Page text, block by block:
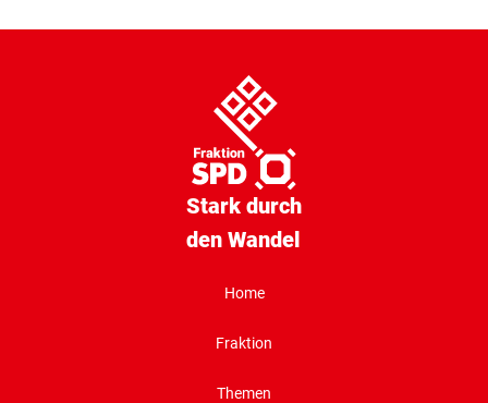
Stark durch
den Wandel
Home
Fraktion
Themen